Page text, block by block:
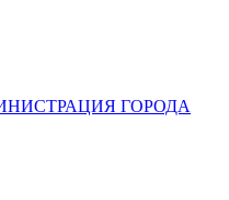
ГОРОДА